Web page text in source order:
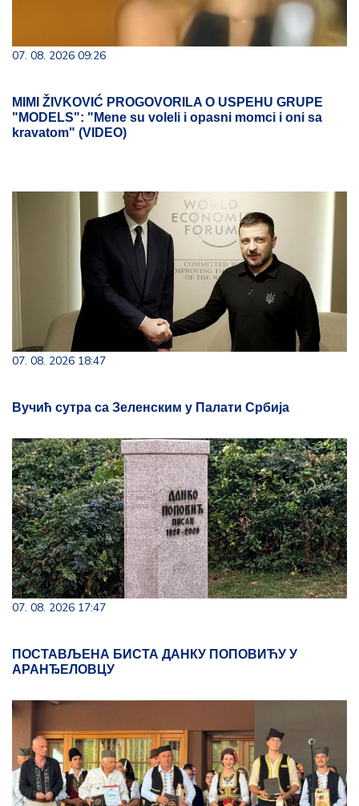
07. 08. 2026 09:26
MIMI ŽIVKOVIĆ PROGOVORILA O USPEHU GRUPE
"MODELS": "Mene su voleli i opasni momci i oni sa
kravatom" (VIDEO)
07. 08. 2026 18:47
Вучић сутра са Зеленским у Палати Србија
07. 08. 2026 17:47
ПОСТАВЉЕНА БИСТА ДАНКУ ПОПОВИЋУ У
АРАНЂЕЛОВЦУ